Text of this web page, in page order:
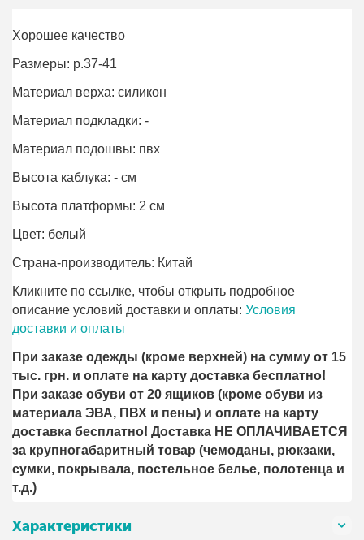
Хорошее качество
Размеры: р.37-41
Материал верха: силикон
Материал подкладки: -
Материал подошвы: пвх
Высота каблука: - см
Высота платформы: 2 см
Цвет: белый
Страна-производитель: Китай
Кликните по ссылке, чтобы открыть подробное
описание условий доставки и оплаты:Условия
доставки и оплаты
При заказе одежды (кроме верхней) на сумму от 15
тыс. грн. и оплате на карту доставка бесплатно!
При заказе обуви от 20 ящиков (кроме обуви из
материала ЭВА, ПВХ и пены) и оплате на карту
доставка бесплатно! Доставка НЕ ОПЛАЧИВАЕТСЯ
за крупногабаритный товар (чемоданы, рюкзаки,
сумки, покрывала, постельное белье, полотенца и
т.д.)
Характеристики